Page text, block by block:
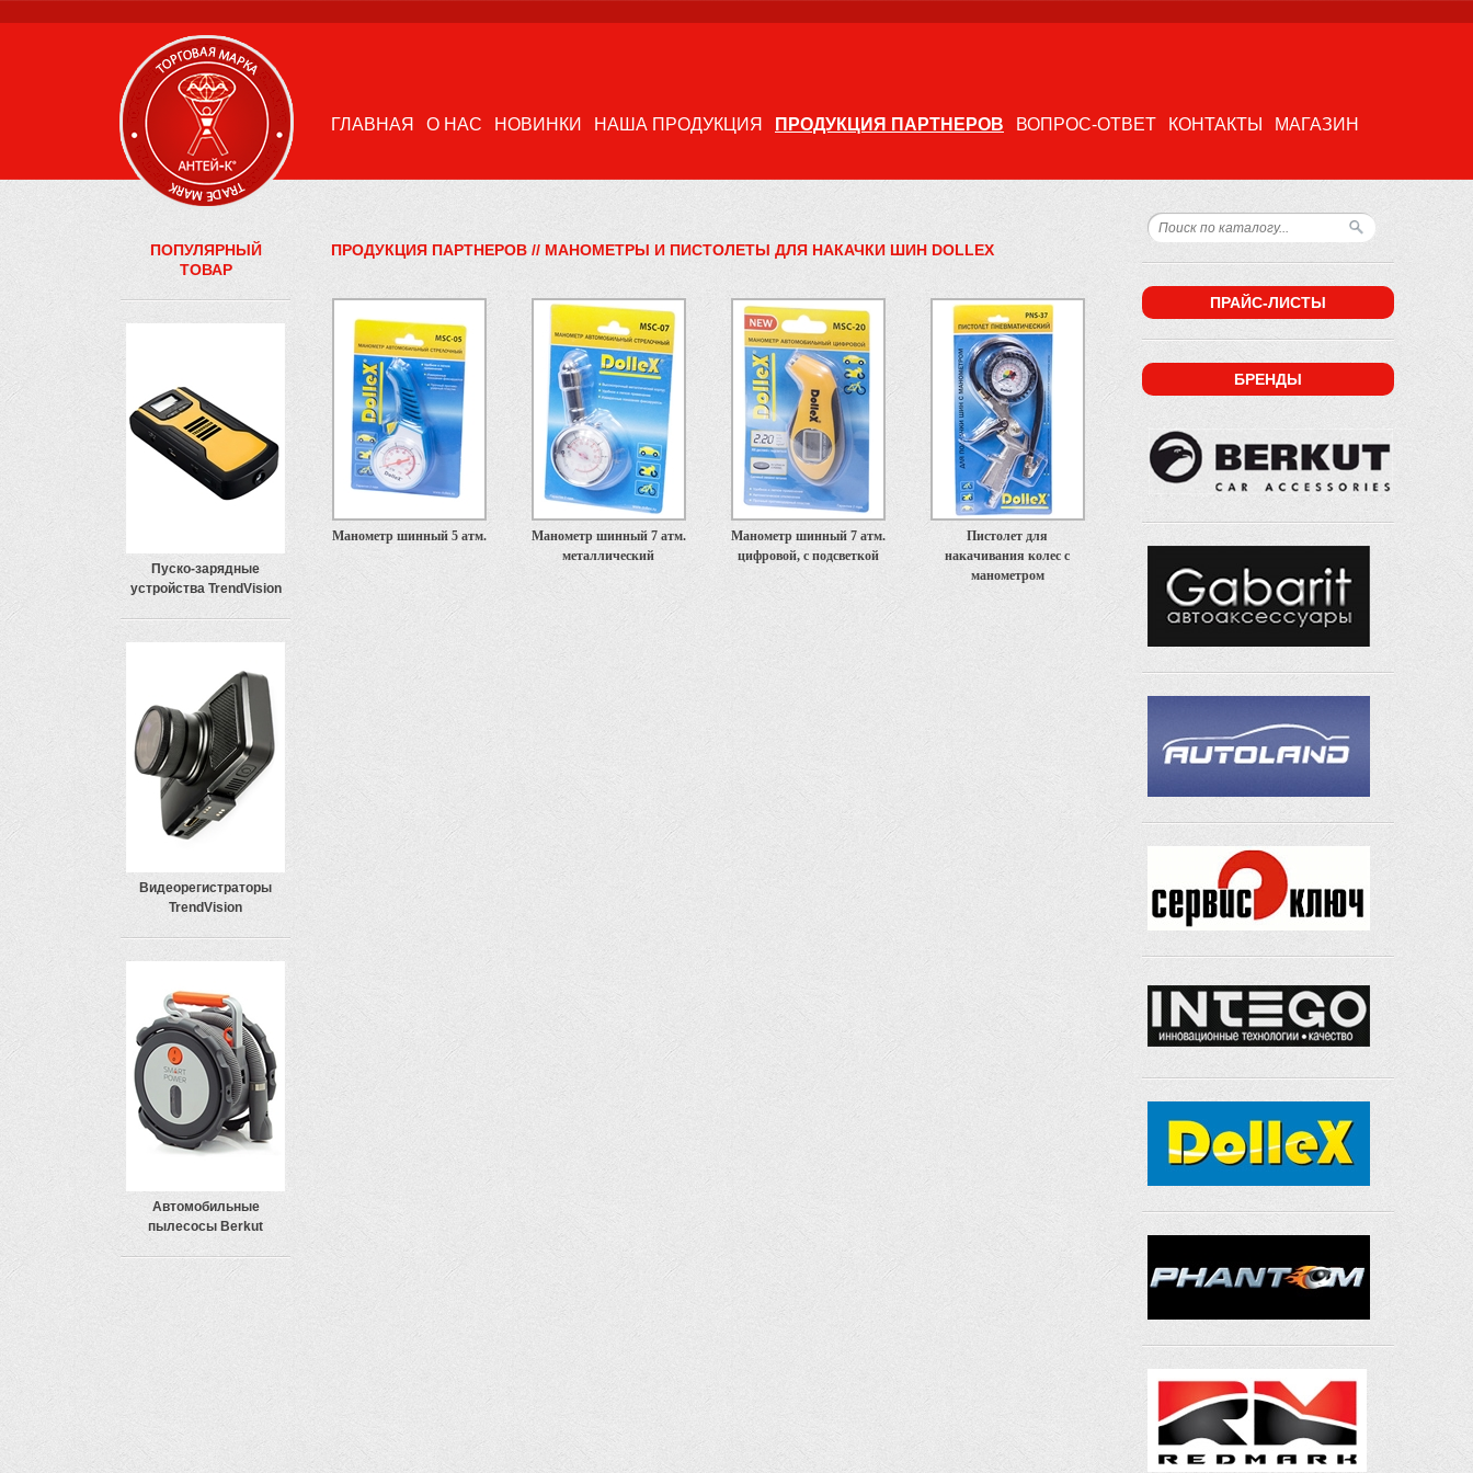
ГЛАВНАЯ О НАС НОВИНКИ НАША ПРОДУКЦИЯ ПРОДУКЦИЯ ПАРТНЕРОВ ВОПРОС-ОТВЕТ КОНТАКТЫ МАГАЗИН
ПРОДУКЦИЯ ПАРТНЕРОВ // МАНОМЕТРЫ И ПИСТОЛЕТЫ ДЛЯ НАКАЧКИ ШИН DOLLEX
Манометр шинный 5 атм.
Манометр шинный 7 атм.
металлический
Манометр шинный 7 атм.
цифровой, с подсветкой
Пистолет для
накачивания колес с
манометром
ПОПУЛЯРНЫЙ
ТОВАР
Пуско-зарядные
устройства TrendVision
Видеорегистраторы
TrendVision
Автомобильные
пылесосы Berkut
ПРАЙС-ЛИСТЫ
БРЕНДЫ